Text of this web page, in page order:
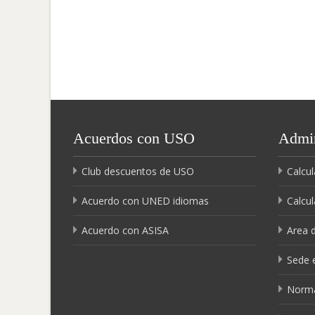
Acuerdos con USO
Club descuentos de USO
Acuerdo con UNED idiomas
Acuerdo con ASISA Area
Sede